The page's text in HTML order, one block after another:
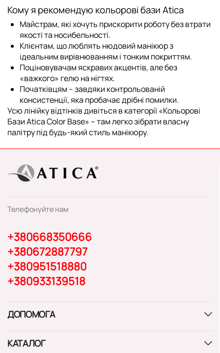
Кому я рекомендую кольорові бази Atica
Майстрам, які хочуть прискорити роботу без втрати
якості та носибельності.
Клієнтам, що люблять нюдовий манікюр з
ідеальним вирівнюванням і тонким покриттям.
Поціновувачам яскравих акцентів, але без
«важкого» гелю на нігтях.
Початківцям – завдяки контрольованій
консистенції, яка пробачає дрібні помилки.
Усю лінійку відтінків дивіться в категорії«Кольорові
Бази Atica Color Base» – там легко зібрати власну
палітру під будь-який стиль манікюру.
Телефонуйте нам
+380668350666
+380672887797
+380951518880
+380933139518
ДОПОМОГА
КАТАЛОГ